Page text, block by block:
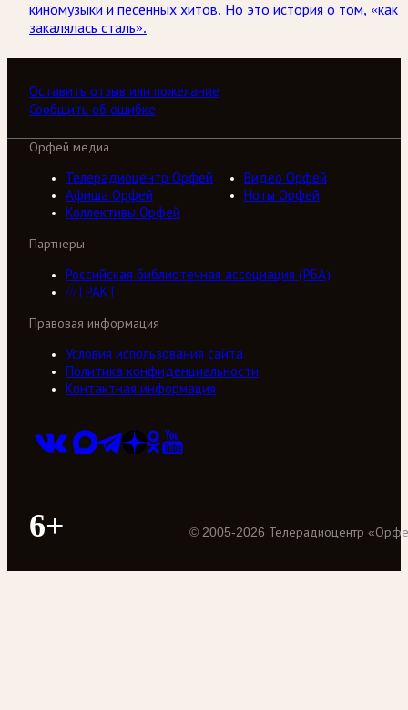
киномузыки и песенных хитов. Но это история о том, «как
закалялась сталь».
Оставить отзыв или пожелание
Сообщить об ошибке
Орфей медиа
Телерадиоцентр Орфей
Видео Орфей
Афиша Орфей
Ноты Орфей
Коллективы Орфей
Партнеры
Российская библиотечная ассоциация (РБА)
///ТРАКТ
Правовая информация
Условия использования сайта
Политика конфиденциальности
Контактная информация
6+ © 2005-2026 Телерадиоцентр